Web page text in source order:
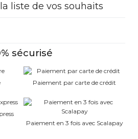
liste de vos souhaits
sécurisé
Paiement par carte de crédit
Paiement en 3 fois avec Scalapay